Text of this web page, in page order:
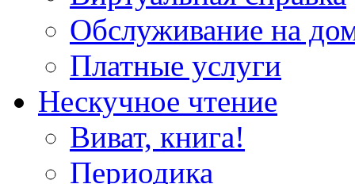
Обслуживание на
Платные услуги
Нескучное чтение
Виват, книга!
Периодика